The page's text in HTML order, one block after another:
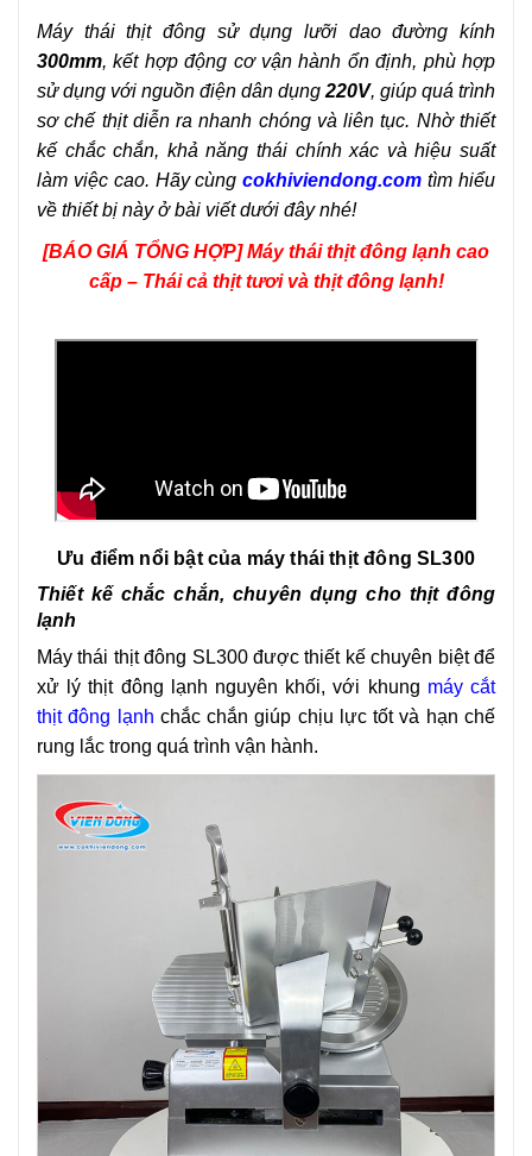
Máy thái thịt đông sử dụng lưỡi dao đường kính
300mm, kết hợp động cơ vận hành ổn định, phù hợp
sử dụng với nguồn điện dân dụng 220V, giúp quá trình
sơ chế thịt diễn ra nhanh chóng và liên tục. Nhờ thiết
kế chắc chắn, khả năng thái chính xác và hiệu suất
làm việc cao. Hãy cùngcokhiviendong.com tìm hiểu
về thiết bị này ở bài viết dưới đây nhé!
[BÁO GIÁ TỔNG HỢP] Máy thái thịt đông lạnh cao
cấp – Thái cả thịt tươi và thịt đông lạnh!
Ưu điểm nổi bật của máy thái thịt đông SL300
Thiết kế chắc chắn, chuyên dụng cho thịt đông
lạnh
Máy thái thịt đông SL300 được thiết kế chuyên biệt để
xử lý thịt đông lạnh nguyên khối, với khung máy cắt
thịt đông lạnh chắc chắn giúp chịu lực tốt và hạn chế
rung lắc trong quá trình vận hành.